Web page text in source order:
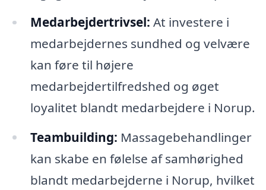
Medarbejdertrivsel: At investere i
medarbejdernes sundhed og velvære
kan føre til højere
medarbejdertilfredshed og øget
loyalitet blandt medarbejdere i Norup.
Teambuilding: Massagebehandlinger
kan skabe en følelse af samhørighed
blandt medarbejderne i Norup, hvilket